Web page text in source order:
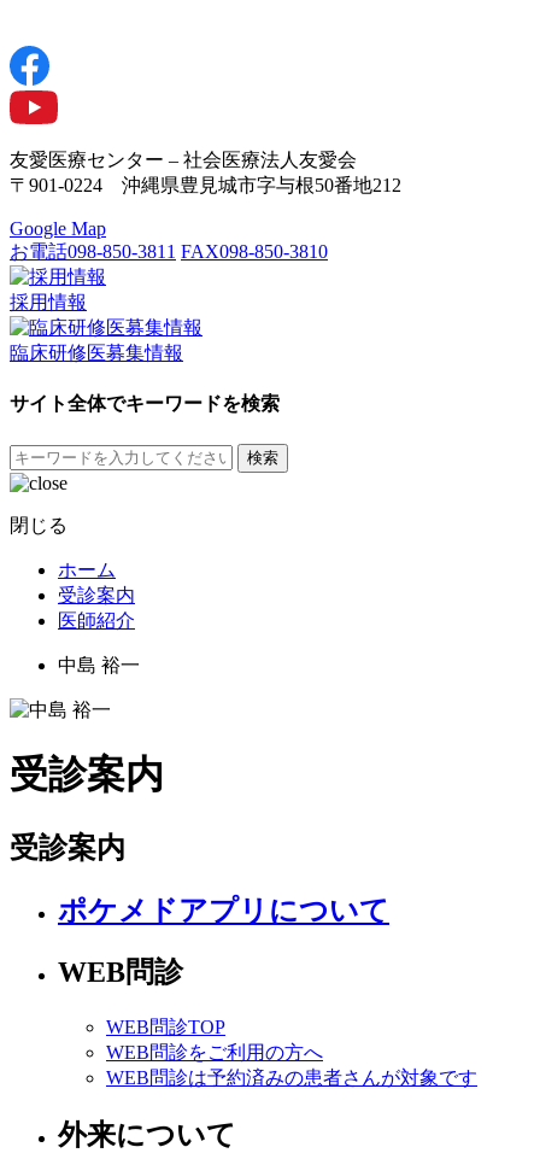
友愛医療センター – 社会医療法人友愛会
〒901-0224 沖縄県豊見城市字与根50番地212
Google Map
お電話098-850-3811 FAX098-850-3810
採用情報
臨床研修医募集情報
サイト全体でキーワードを検索
検索
閉じる
ホーム
受診案内
医師紹介
中島 裕一
受診案内
受診案内
ポケメドアプリについて
WEB問診
WEB問診TOP
WEB問診をご利用の方へ
WEB問診は予約済みの患者さんが対象です
外来について